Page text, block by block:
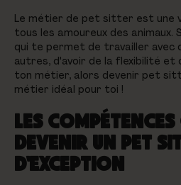
Le métier de pet sitter est une
tous les amoureux des animaux.
qui te permet de travailler avec
autres, d'avoir de la flexibilité et
ton métier, alors devenir pet
métier idéal pour toi !
LES
DEVENIR UN PET
D'EXCEPTION